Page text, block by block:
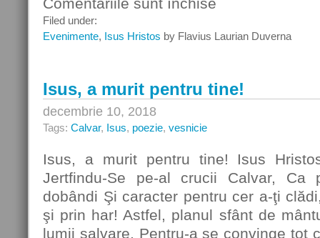
Omul
Filed under:
Evenimente, Isus Hristos by Flavius Laurian Duverna
Isus, a murit pentru tine!
decembrie 10, 2018
Tags: Calvar, Isus, poezie, vesnicie
Isus, a murit pentru tine! Isus
Jertfindu-Se pe-al crucii Calvar,
dobândi Şi caracter pentru cer a-ţi
şi prin har! Astfel, planul sfânt de
lumii salvare, Pentru-a se convinge tot